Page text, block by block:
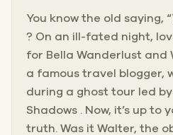
You know the old saying,
? On an ill-fated night,
for Bella Wanderlust and
a famous travel blogger,
during a ghost tour led
Shadows . Now, it’s up to
truth. Was it Walter, the